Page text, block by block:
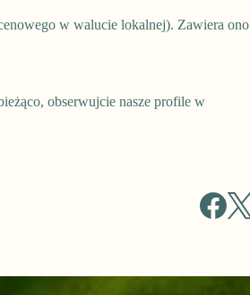
w walucie lokalnej). Zawiera ono
obserwujcie nasze profile w